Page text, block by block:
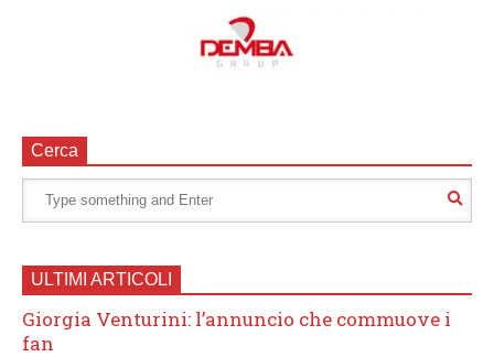
Cerca
ULTIMI ARTICOLI
Giorgia Venturini: l’annuncio che commuove i
fan